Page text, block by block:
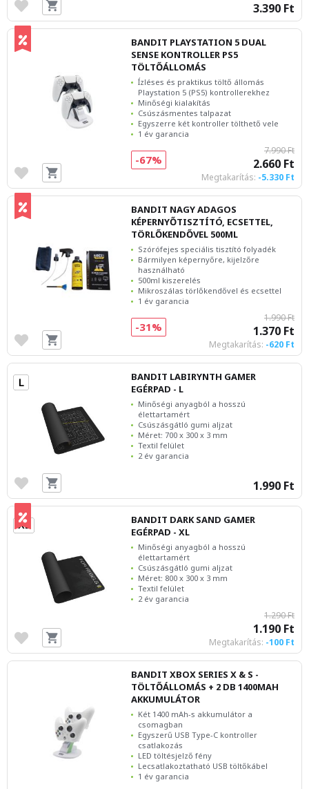
3.390 Ft
BANDIT PLAYSTATION 5 DUAL
SENSE KONTROLLER PS5
TÖLTŐÁLLOMÁS
Ízléses és praktikus töltő állomás
Playstation 5 (PS5) kontrollerekhez
Minőségi kialakítás
Csúszásmentes talpazat
Egyszerre két kontroller tölthető vele
1 év garancia
7.990 Ft
2.660 Ft
Megtakarítás: -5.330 Ft
-67%
BANDIT NAGY ADAGOS
KÉPERNYŐTISZTÍTÓ, ECSETTEL,
TÖRLŐKENDŐVEL 500ML
Szórófejes speciális tisztító folyadék
Bármilyen képernyőre, kijelzőre
használható
500ml kiszerelés
Mikroszálas törlőkendővel és ecsettel
1 év garancia
1.990 Ft
1.370 Ft
Megtakarítás: -620 Ft
-31%
BANDIT LABIRYNTH GAMER
EGÉRPAD - L
Minőségi anyagból a hosszú
élettartamért
Csúszásgátló gumi aljzat
Méret: 700 x 300 x 3 mm
Textil felület
2 év garancia
1.990 Ft
BANDIT DARK SAND GAMER
EGÉRPAD - XL
Minőségi anyagból a hosszú
élettartamért
Csúszásgátló gumi aljzat
Méret: 800 x 300 x 3 mm
Textil felület
2 év garancia
1.290 Ft
1.190 Ft
Megtakarítás: -100 Ft
BANDIT XBOX SERIES X & S -
TÖLTŐÁLLOMÁS + 2 DB 1400MAH
AKKUMULÁTOR
Két 1400 mAh-s akkumulátor a
csomagban
Egyszerű USB Type-C kontroller
csatlakozás
LED töltésjelző fény
Lecsatlakoztatható USB töltőkábel
1 év garancia